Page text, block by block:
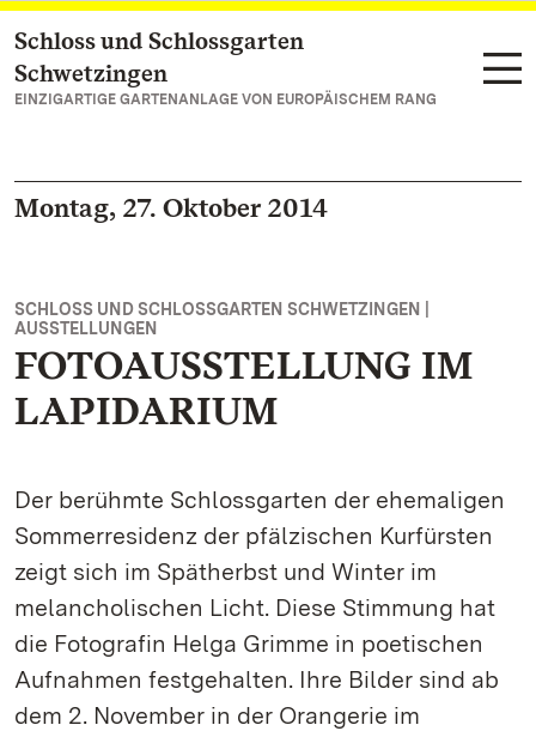
Zum Hauptinhalt springen
Schloss und Schlossgarten
Schwetzingen
EINZIGARTIGE GARTENANLAGE VON EUROPÄISCHEM RANG
Montag, 27. Oktober 2014
SCHLOSS UND SCHLOSSGARTEN SCHWETZINGEN |
AUSSTELLUNGEN
FOTOAUSSTELLUNG IM
LAPIDARIUM
Der berühmte Schlossgarten der ehemaligen
Sommerresidenz der pfälzischen Kurfürsten
zeigt sich im Spätherbst und Winter im
melancholischen Licht. Diese Stimmung hat
die Fotografin Helga Grimme in poetischen
Aufnahmen festgehalten. Ihre Bilder sind ab
dem 2. November in der Orangerie im